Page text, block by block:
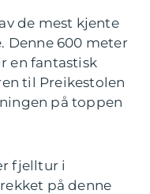
de mest kjente
Denne 600 meter
en fantastisk
til Preikestolen
på toppen
fjelltur i
på denne